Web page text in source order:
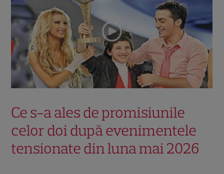
Ce s-a ales de promisiunile
celor doi după evenimentele
tensionate din luna mai 2026